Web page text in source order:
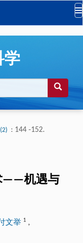
学
: 144 -152.
——机遇与
文举 1,